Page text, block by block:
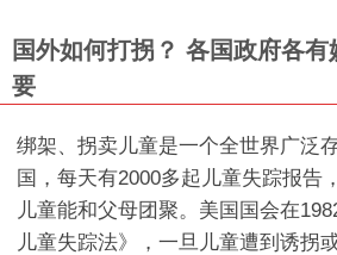
国外如何打拐？ 各国政府各
要
绑架、拐卖儿童是一个全世界广泛
国，每天有2000多起儿童失踪报告
儿童能和父母团聚。美国国会在
儿童失踪法》，一旦儿童遭到诱拐